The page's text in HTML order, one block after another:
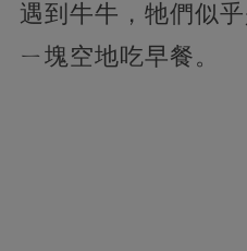
遇到牛牛，牠們似
ㄧ塊空地吃早餐。